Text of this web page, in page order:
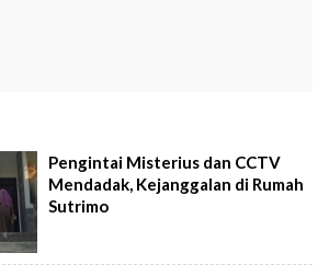
Pengintai Misterius dan CCTV
Mendadak, Kejanggalan di Rumah
Sutrimo